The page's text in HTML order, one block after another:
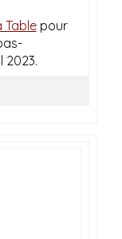
Tablepour
2023.